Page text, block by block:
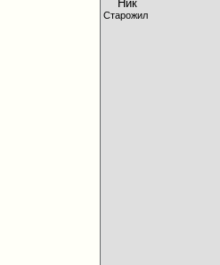
Старожил